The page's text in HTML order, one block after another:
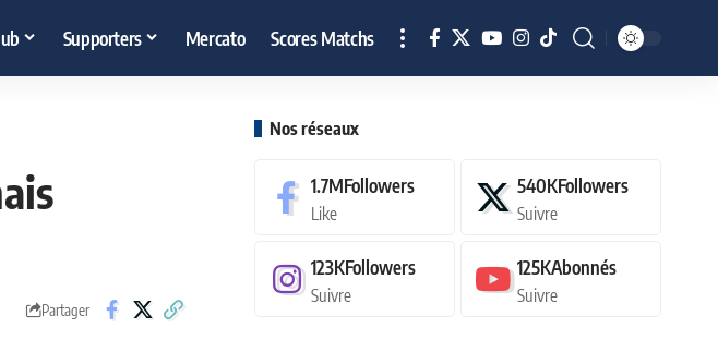
Supporters Mercato Scores Matchs
Partager
Nos réseaux
1.7MFollowers
Like
540KFollowers
Suivre
123KFollowers
Suivre
125KAbonnés
Suivre